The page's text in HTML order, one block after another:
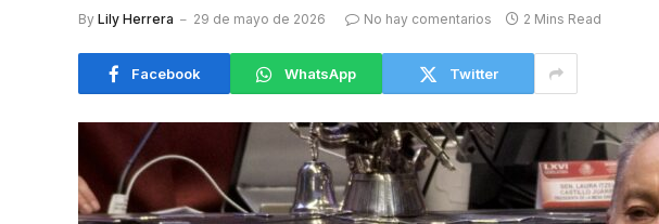
By Lily Herrera 29 de mayo de 2026 No hay comentarios 2 Mins Read
Facebook WhatsApp Twitter